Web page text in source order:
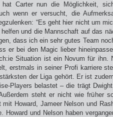
hat Carter nun die Möglichkeit,
wenn er versucht, die
“Es geht hier nicht um
helfen und die Mannschaft auf das
dass ich ein sehr gutes Team
er bei den Magic lieber
Situation ist ein Novum für ihn.
erstmals in seiner Profi karriere
der Liga gehört. Er ist
Players belastet – die trägt
steht er nicht wie früher
mit Howard, Jameer Nelson und
Howard und Nelson haben